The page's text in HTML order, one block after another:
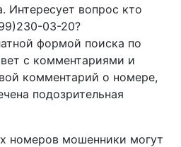
Интересует вопрос кто
03-20?
формой поиска по
с комментариями и
комментарий о номере,
подозрительная
номеров мошенники могут